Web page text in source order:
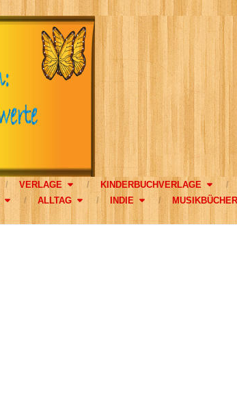
VERLAGE KINDERBUCHVERLAGE
ALLTAG INDIE MUSIKBÜCHER